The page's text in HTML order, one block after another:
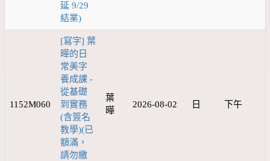
延 9/29
結業)
1152M060
[寫字] 葉
曄的日
常美字
養成課 -
從基礎
到實務
(含簽名
教學)(已
額滿，
請勿繳
葉
曄
2026-08-02 日 下午